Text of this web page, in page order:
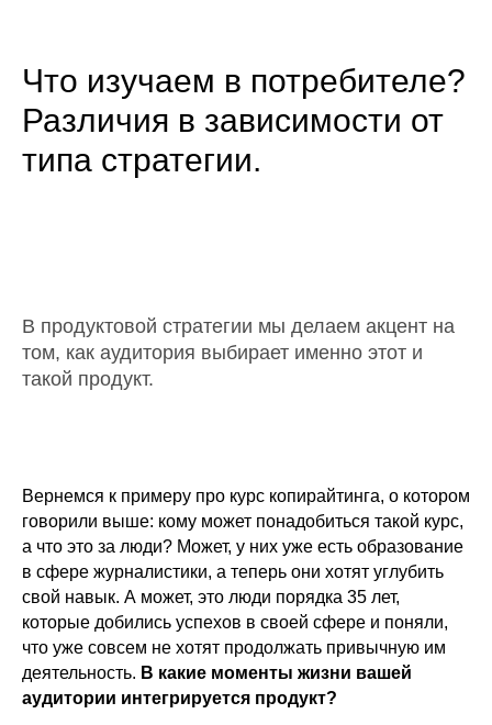
СЛЕДУЮЩИЙ ШАГ — ВАШ.
Сразу после подписки мы
письменными практиками.
Что изучаем в потребителе?
Различия в зависимости от
типа стратегии.
В продуктовой стратегии мы делаем акцент на
том, как аудитория выбирает именно этот и
такой продукт.
Вернемся к примеру про курс копирайтинга, о котором
говорили выше: кому может понадобиться такой курс,
а что это за люди? Может, у них уже есть образование
в сфере журналистики, а теперь они хотят углубить
свой навык. А может, это люди порядка 35 лет,
которые добились успехов в своей сфере и поняли,
что уже совсем не хотят продолжать привычную им
деятельность. В какие моменты жизни вашей
аудитории интегрируется продукт?